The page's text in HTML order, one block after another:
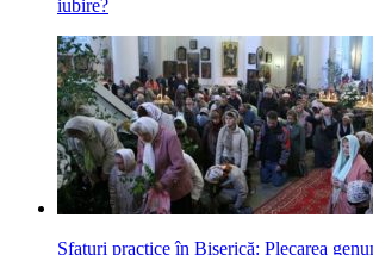
iubire?
Sfaturi practice în Biserică: Plecarea